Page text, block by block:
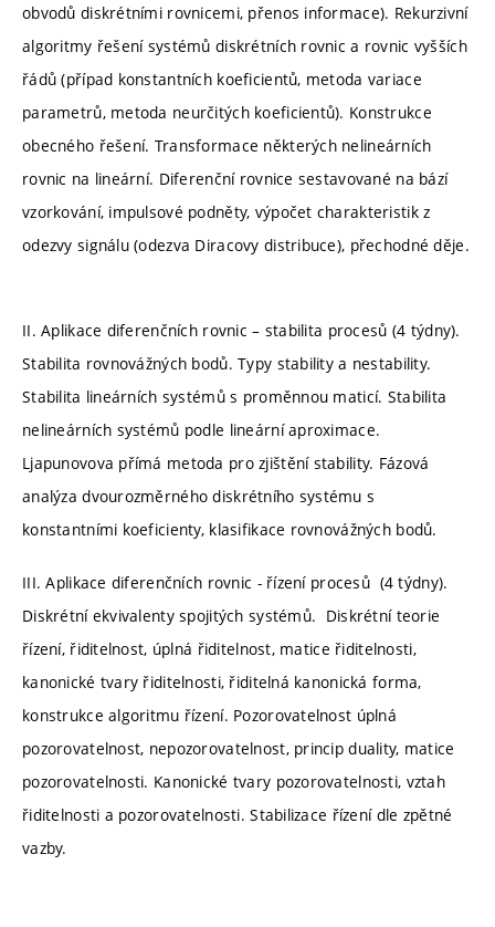
obvodů diskrétními rovnicemi, přenos informace). Rekurzivní
algoritmy řešení systémů diskrétních rovnic a rovnic vyšších
řádů (případ konstantních koeficientů, metoda variace
parametrů, metoda neurčitých koeficientů). Konstrukce
obecného řešení. Transformace některých nelineárních
rovnic na lineární. Diferenční rovnice sestavované na bází
vzorkování, impulsové podněty, výpočet charakteristik z
odezvy signálu (odezva Diracovy distribuce), přechodné děje.
II. Aplikace diferenčních rovnic – stabilita procesů (4 týdny).
Stabilita rovnovážných bodů. Typy stability a nestability.
Stabilita lineárních systémů s proměnnou maticí. Stabilita
nelineárních systémů podle lineární aproximace.
Ljapunovova přímá metoda pro zjištění stability. Fázová
analýza dvourozměrného diskrétního systému s
konstantními koeficienty, klasifikace rovnovážných bodů.
III. Aplikace diferenčních rovnic - řízení procesů (4 týdny).
Diskrétní ekvivalenty spojitých systémů. Diskrétní teorie
řízení, řiditelnost, úplná řiditelnost, matice řiditelnosti,
kanonické tvary řiditelnosti, řiditelná kanonická forma,
konstrukce algoritmu řízení. Pozorovatelnost úplná
pozorovatelnost, nepozorovatelnost, princip duality, matice
pozorovatelnosti. Kanonické tvary pozorovatelnosti, vztah
řiditelnosti a pozorovatelnosti. Stabilizace řízení dle zpětné
vazby.